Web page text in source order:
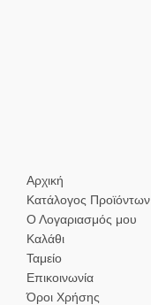
Αρχική
Κατάλογος Προϊόντων
Ο Λογαριασμός μου
Καλάθι
Ταμείο
Επικοινωνία
Όροι Χρήσης